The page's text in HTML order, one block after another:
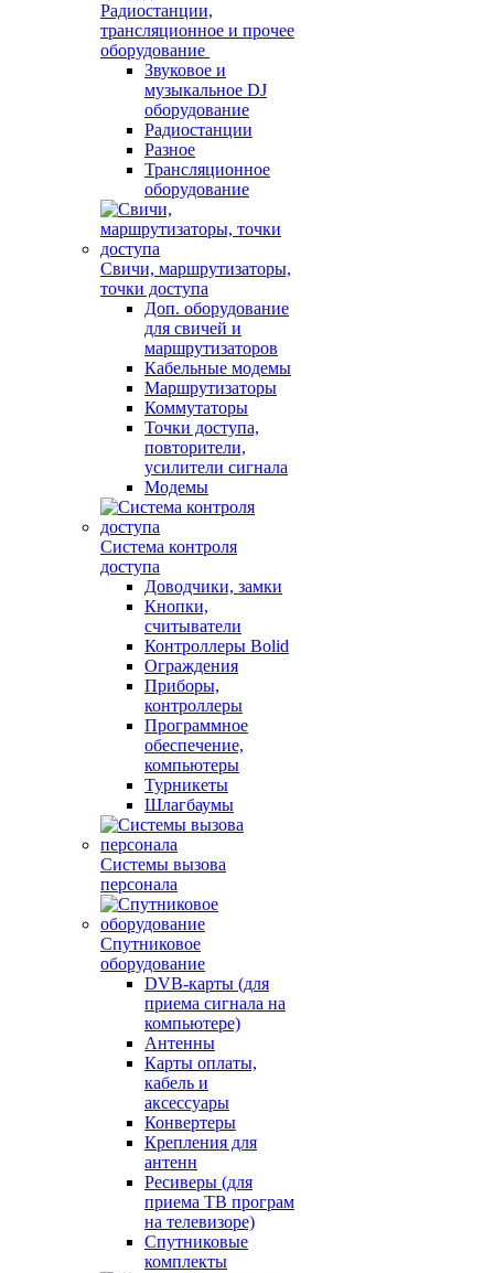
Радиостанции,
трансляционное и прочее
оборудование
Звуковое и
музыкальное DJ
оборудование
Радиостанции
Разное
Трансляционное
оборудование
Свичи, маршрутизаторы,
точки доступа
Доп. оборудование
для свичей и
маршрутизаторов
Кабельные модемы
Маршрутизаторы
Коммутаторы
Точки доступа,
повторители,
усилители сигнала
Модемы
Система контроля
доступа
Доводчики, замки
Кнопки,
считыватели
Контроллеры Bolid
Ограждения
Приборы,
контроллеры
Программное
обеспечение,
компьютеры
Турникеты
Шлагбаумы
Системы вызова
персонала
Спутниковое
оборудование
DVB-карты (для
приема сигнала на
компьютере)
Антенны
Карты оплаты,
кабель и
аксессуары
Конвертеры
Крепления для
антенн
Ресиверы (для
приема ТВ програм
на телевизоре)
Спутниковые
комплекты